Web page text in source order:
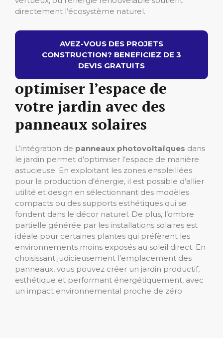
directement l’écosystème naturel.
AVEZ-VOUS DES PROJETS
CONSTRUCTION? BENEFICIEZ DE 3
DEVIS GRATUITS
optimiser l’espace de
votre jardin avec des
panneaux solaires
L’intégration de panneaux photovoltaïques dans
le jardin permet d’optimiser l’espace de manière
astucieuse. En exploitant les zones ensoleillées
pour la production d’énergie, il est possible d’allier
utilité et design en sélectionnant des modèles
compacts ou des supports esthétiques qui se
fondent dans le décor naturel. De plus, l’ombre
partielle générée par les installations solaires est
idéale pour certaines plantes qui préfèrent les
environnements moins exposés au soleil direct. En
choisissant judicieusement l’emplacement des
panneaux, vous pouvez créer un jardin productif,
esthétique et performant énergétiquement, avec
un impact environnemental proche de zéro